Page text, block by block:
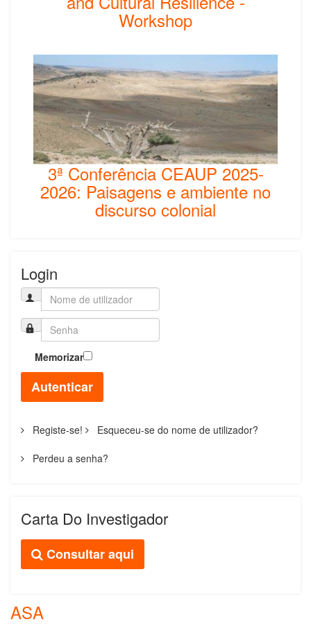
Workshop
3ª Conferência CEAUP 2025-
2026: Paisagens e ambiente no
discurso colonial
Login
Memorizar
Autenticar
Registe-se! Esqueceu-se do nome de utilizador?
Perdeu a senha?
Carta Do Investigador
Consultar aqui
ASA